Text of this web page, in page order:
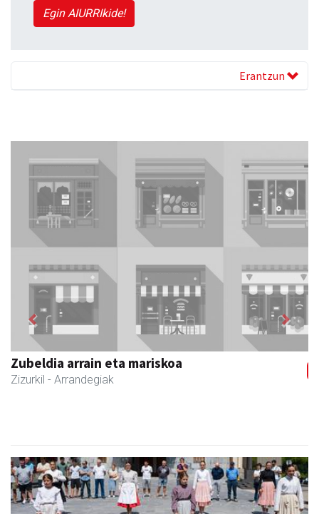
Egin AIURRIkide!
Erantzun
Zizurkilgo Udala
Zizurkil - Udaletxeak
Previous Next